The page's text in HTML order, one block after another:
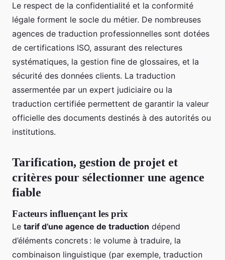
Le respect de la confidentialité et la conformité
légale forment le socle du métier. De nombreuses
agences de traduction professionnelles sont dotées
de certifications ISO, assurant des relectures
systématiques, la gestion fine de glossaires, et la
sécurité des données clients. La traduction
assermentée par un expert judiciaire ou la
traduction certifiée permettent de garantir la valeur
officielle des documents destinés à des autorités ou
institutions.
Tarification, gestion de projet et
critères pour sélectionner une agence
fiable
Facteurs influençant les prix
Le tarif d’une agence de traduction dépend
d’éléments concrets : le volume à traduire, la
combinaison linguistique (par exemple, traduction